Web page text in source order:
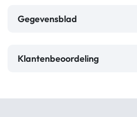
Gegevensblad
Klantenbeoordeling